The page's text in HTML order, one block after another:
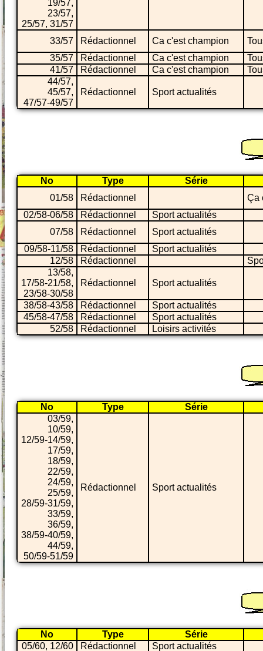
19/57,
23/57,
25/57, 31/57
33/57 Rédactionnel Ca c'est champion
35/57
Rédactionnel Ca c'est champion
41/57
Rédactionnel Ca c'est champion
44/57,
45/57,
47/57-49/57
Rédactionnel Sport actualités
No Type
Série
01/58
Rédactionnel
Ça
02/58-06/58
Rédactionnel
Sport actualités
07/58
Rédactionnel
Sport actualités
09/58-11/58
Rédactionnel
Sport actualités
12/58
Rédactionnel
13/58,
17/58-21/58,
23/58-30/58
Rédactionnel Sport actualités
38/58-43/58 Rédactionnel
Sport actualités
45/58-47/58
Rédactionnel
Sport actualités
52/58
Rédactionnel Loisirs activités
No Type
Série
03/59,
10/59,
12/59-14/59,
17/59,
18/59,
22/59,
24/59,
25/59,
28/59-31/59,
33/59,
36/59,
38/59-40/59,
44/59,
50/59-51/59
Rédactionnel Sport actualités
No Type
Série
05/60, 12/60
Rédactionnel Sport actualités